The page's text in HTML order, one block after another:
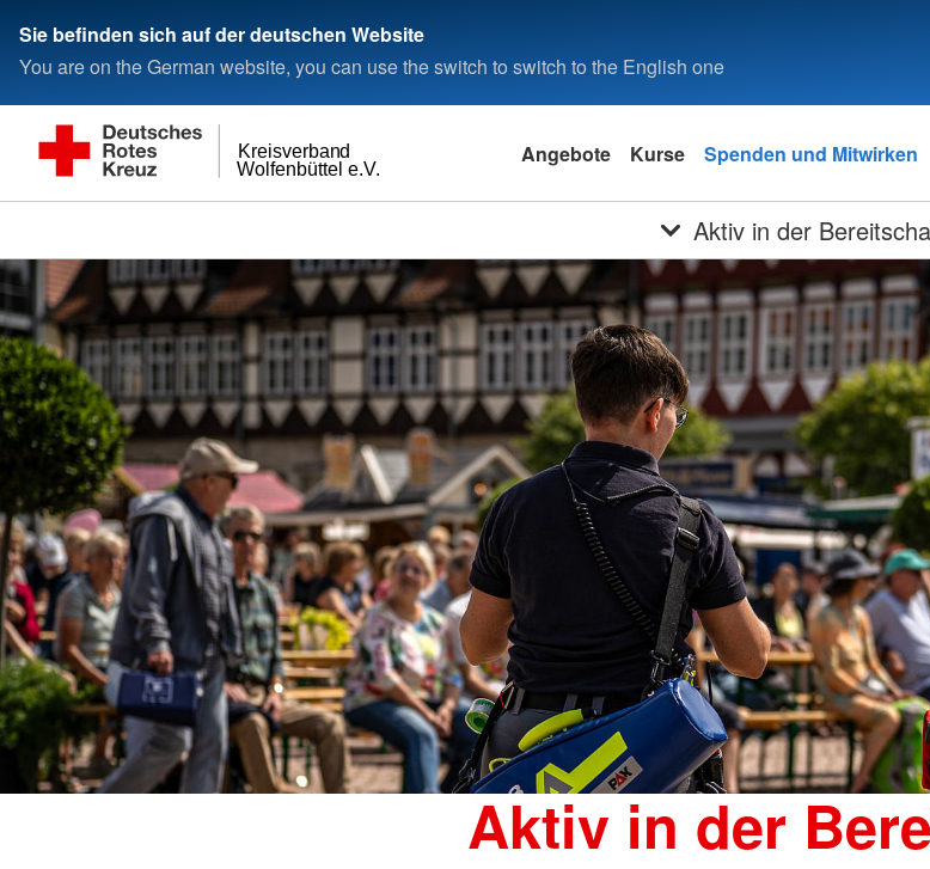
Sie befinden sich auf der deutschen Website
You are on the German website, you can use the switch to switch to the English one
Wolfenbüttel e.V.
Kreisverband Angebote Kurse Spenden und Mitwirken
Aktiv in der
Aktiv in der